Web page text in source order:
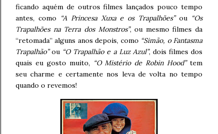
ficando aquém de outros filmes lançados pouco tempo
antes, como
“A Princesa Xuxa e os Trapalhões”ou “Os
Trapalhões na Terra dos Monstros”, ou mesmo filmes da
“retomada” alguns anos depois, como “Simão, o Fantasma
Trapalhão”ou “O Trapalhão e a Luz Azul”, dois filmes dos
quais eu gosto muito, “O Mistério de Robin Hood”tem
seu charme e certamente nos leva de volta no tempo
quando o revemos!